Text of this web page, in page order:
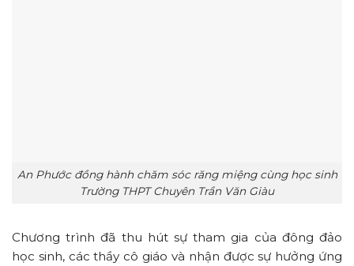
An Phước đồng hành chăm sóc răng miệng cùng học sinh
Trường THPT Chuyên Trần Văn Giàu
Chương trình đã thu hút sự tham gia của đông đảo
học sinh, các thầy cô giáo và nhận được sự hưởng ứng